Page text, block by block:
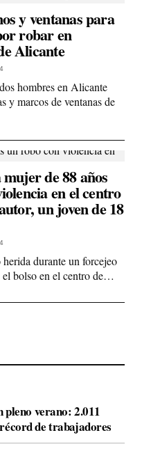
y ventanas para
robar en
Alicante
hombres en Alicante
y marcos de ventanas de
de 88 años
en el centro
un joven de 18
durante un forcejeo
el bolso en el centro de…
pleno verano: 2.011
de trabajadores